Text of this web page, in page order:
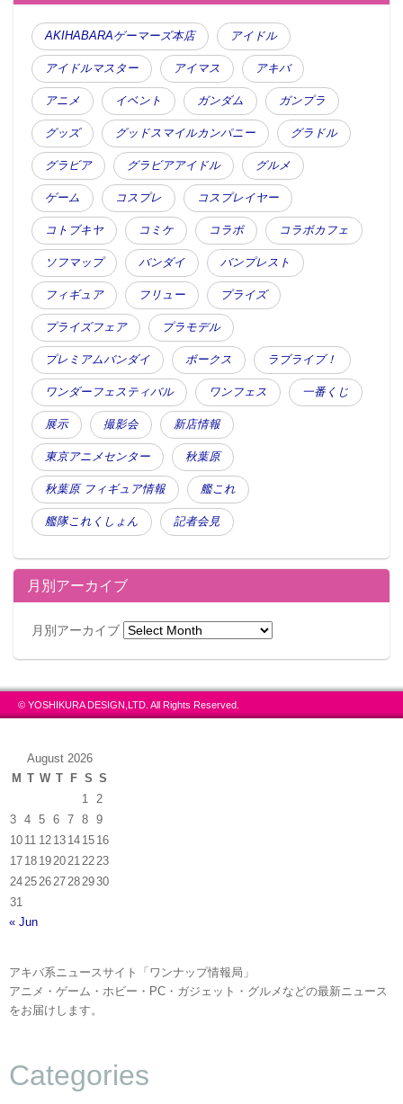
AKIHABARAゲーマーズ本店 アイドル
アイドルマスター アイマス アキバ
アニメ イベント ガンダム ガンプラ
グッズ グッドスマイルカンパニー グラドル
グラビア グラビアアイドル グルメ
ゲーム コスプレ コスプレイヤー
コトブキヤ コミケ コラボ コラボカフェ
ソフマップ バンダイ バンプレスト
フィギュア フリュー プライズ
プライズフェア プラモデル
プレミアムバンダイ ボークス ラブライブ！
ワンダーフェスティバル ワンフェス 一番くじ
展示 撮影会 新店情報
東京アニメセンター 秋葉原
秋葉原 フィギュア情報 艦これ
艦隊これくしょん 記者会見
月別アーカイブ
月別アーカイブ
© YOSHIKURA DESIGN,LTD. All Rights Reserved.
August 2026
M T W T F S S
1
2
3
4 5 6 7 8
9
10 11 12 13 14 15 16
17 18 1920212223
24252627282930
31
« Jun
アキバ系ニュースサイト「ワンナップ情報局」
アニメ・ゲーム・ホビー・PC・ガジェット・グルメなどの最新ニュース
をお届けします。
Categories